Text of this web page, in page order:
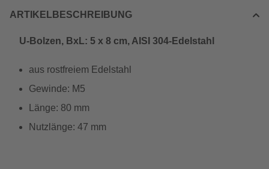
ARTIKELBESCHREIBUNG
U-Bolzen, BxL: 5 x 8 cm, AISI 304-Edelstahl
aus rostfreiem Edelstahl
Gewinde: M5
Länge: 80 mm
Nutzlänge: 47 mm